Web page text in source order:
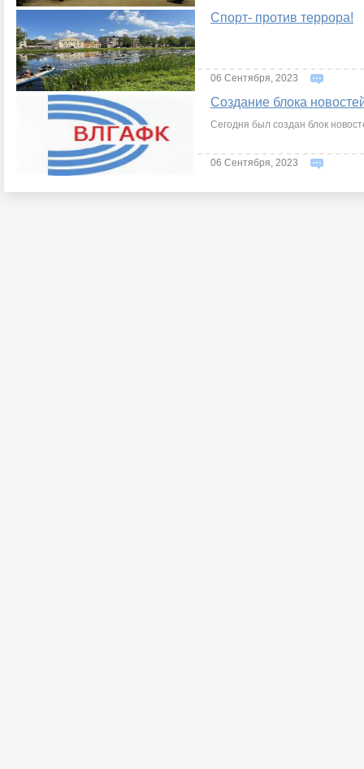
Спорт- против террора!
06 Сентября, 2023
Создание блока
Сегодня был создан блок
06 Сентября, 2023